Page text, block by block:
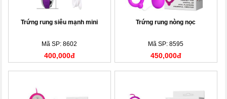
Trứng rung siêu mạnh mini
Mã SP: 8602
400,000đ
Trứng rung nòng nọc
Mã SP: 8595
450,000đ